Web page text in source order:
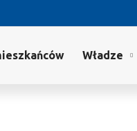
Władze